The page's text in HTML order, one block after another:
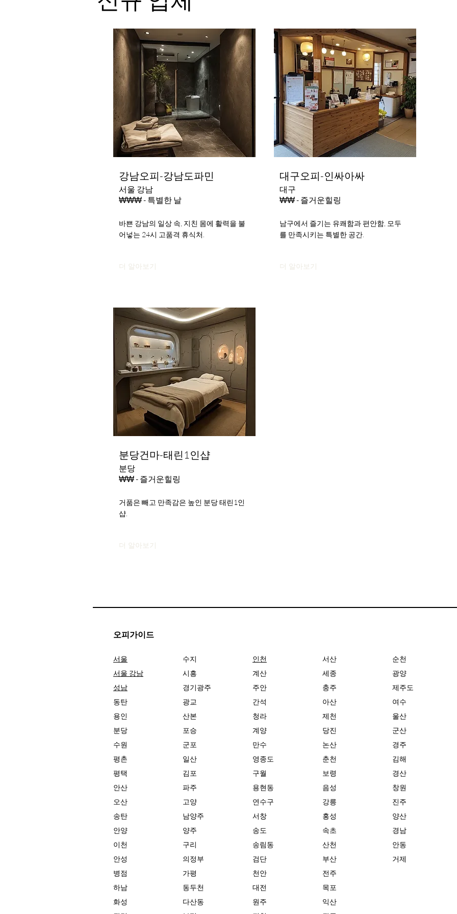
강남오피-강남도파민
서울 강남
₩₩₩ - 특별한 날
바쁜 강남의 일상 속, 지친 몸에 활력을 불
어넣는 24시 고품격 휴식처.
더 알아보기
대구오피-인싸아싸
대구
₩₩ - 즐거운힐링
남구에서 즐기는 유쾌함과 편안함, 모두
를 만족시키는 특별한 공간.
더 알아보기
분당건마-태린1인샵
분당
₩₩ - 즐거운힐링
거품은 빼고 만족감은 높인 분당 태린1인
샵.
더 알아보기
오피가이드
서울
서울 강남
성남
동탄
용인
분당
수원
평촌
평택
안산
오산
송탄
안양
이천
안성
병점
하남
화성
수지
시흥
경기광주
광교
산본
포승
군포
일산
김포
파주
고양
남양주
양주
구리
의정부
가평
동두천
다산동
인천
계산
주안
간석
청라
계양
만수
영종도
구월
용현동
연수구
서창
송도
송림동
검단
천안
대전
원주
서산
세종
충주
아산
제천
당진
논산
춘천
보령
음성
강릉
홍성
속초
산천
부산
전주
목포
익산
순천
광양
제주도
여수
울산
군산
경주
김해
경산
창원
진주
양산
경남
안동
거제